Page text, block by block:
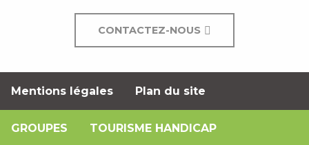
CONTACTEZ-NOUS
Mentions légales Plan du site
GROUPES TOURISME HANDICAP